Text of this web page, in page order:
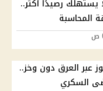
يستهلك رصيدًا أكثر..
المحاسبة
عبر العرق دون وخز..
السكري